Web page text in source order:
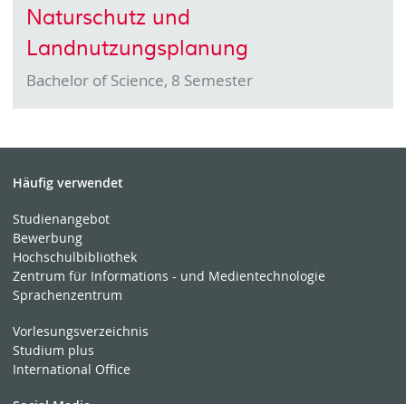
Naturschutz und
Landnutzungsplanung
Bachelor of Science, 8 Semester
Häufig verwendet
Studienangebot
Bewerbung
Hochschulbibliothek
Zentrum für Informations - und Medientechnologie
Sprachenzentrum
Vorlesungsverzeichnis
Studium plus
International Office